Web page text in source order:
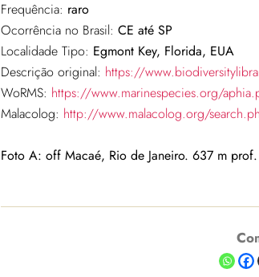
Frequência: raro
Ocorrência no Brasil: CE até SP
Localidade Tipo: Egmont Key, Florida, EUA
Descrição original: https://
WoRMS: https://www.marinespecies.org/
Malacolog: http://www.malacolog.org/
Foto A: off Macaé, Rio de Janeiro. 637 m